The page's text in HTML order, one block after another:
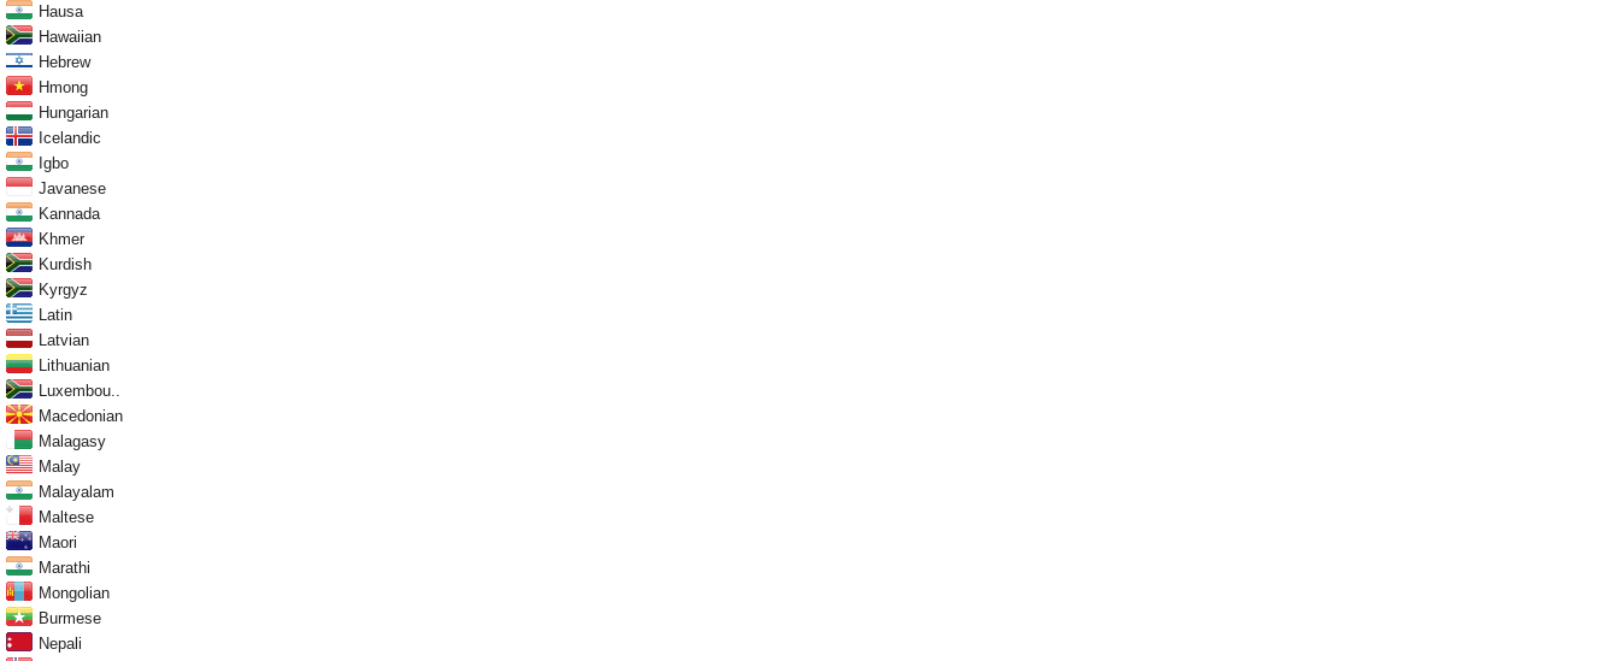
Hausa
Hawaiian
Hebrew
Hmong
Hungarian
Icelandic
Igbo
Javanese
Kannada
Khmer
Kurdish
Kyrgyz
Latin
Latvian
Lithuanian
Luxembou..
Macedonian
Malagasy
Malay
Malayalam
Maltese
Maori
Marathi
Mongolian
Burmese
Nepali